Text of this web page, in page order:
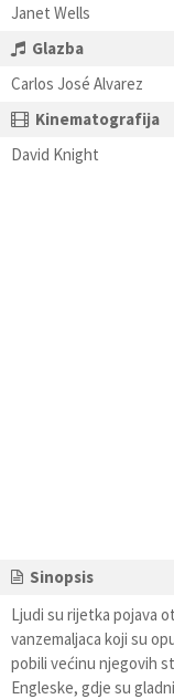
Janet Wells
Glazba
Carlos José Alvarez
Kinematografija
David Knight
Sinopsis
Ljudi su rijetka pojava
vanzemaljaca koji su
pobili većinu njegovih
Engleske, gdje su